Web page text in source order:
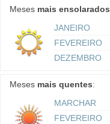
Meses mais ensolarados
JANEIRO
FEVEREIRO
DEZEMBRO
Meses mais quentes:
MARCHAR
FEVEREIRO